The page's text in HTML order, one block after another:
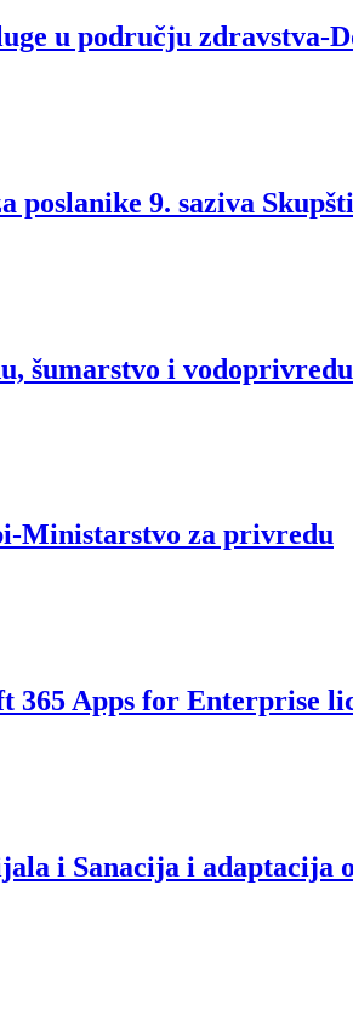
u području zdravstva-
poslanike 9. saziva
šumarstvo i vodoprivredu
Ministarstvo za privredu
365 Apps for Enterprise
i Sanacija i adaptacija